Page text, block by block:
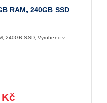
RAM, 240GB SSD
240GB SSD, Vyrobeno v